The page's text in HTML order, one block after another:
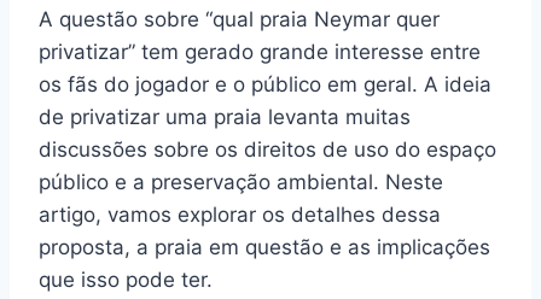
A questão sobre “qual praia Neymar quer
privatizar” tem gerado grande interesse entre
os fãs do jogador e o público em geral. A ideia
de privatizar uma praia levanta muitas
discussões sobre os direitos de uso do espaço
público e a preservação ambiental. Neste
artigo, vamos explorar os detalhes dessa
proposta, a praia em questão e as implicações
que isso pode ter.